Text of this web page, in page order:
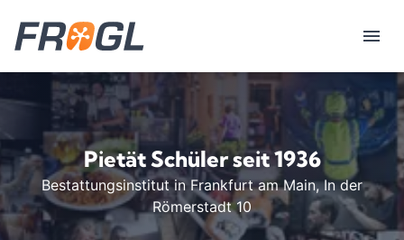
Pietät Schüler seit 1936
Bestattungsinstitut in Frankfurt am Main, In der
Römerstadt 10